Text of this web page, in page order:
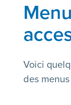
Voici
des